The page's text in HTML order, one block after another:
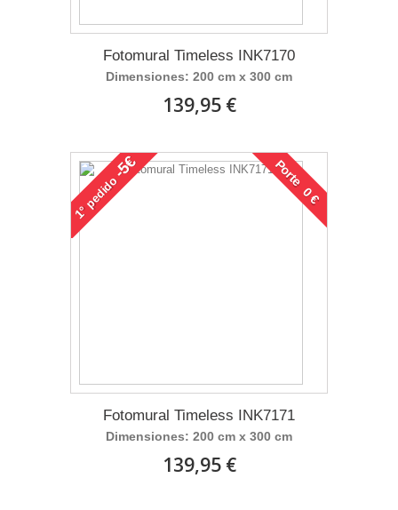
Fotomural Timeless INK7170
Dimensiones: 200 cm x 300 cm
139,95 €
1°
pedido
-5€ Porte 0 €
Fotomural Timeless INK7171
Dimensiones: 200 cm x 300 cm
139,95 €